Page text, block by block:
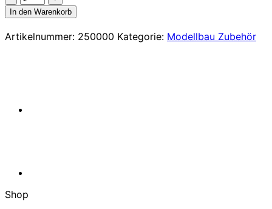
144
3M-
6
In den Warenkorb
Artikelnummer: 250000 Kategorie: Modellbau Zubehör
Shop